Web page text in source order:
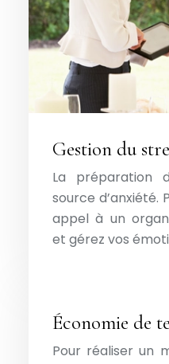
Gestion du
La préparation
source d’anxiété.
appel à un
et gérez vos
Économie de
Pour réaliser un